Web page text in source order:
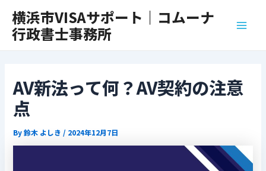
横浜市VISAサポート｜コムーナ
行政書士事務所
AV新法って何？AV契約の注意
点
By鈴木 よしき / 2024年12月7日
navigation